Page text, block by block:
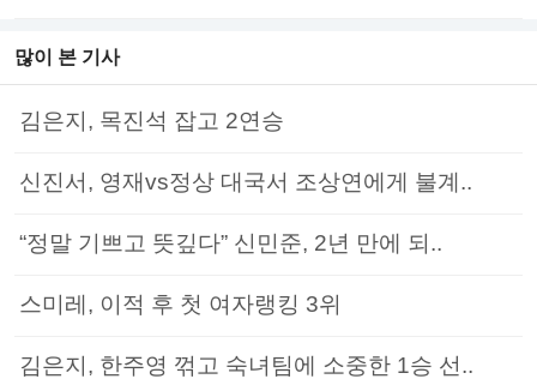
많이 본 기사
김은지, 목진석 잡고 2연승
신진서, 영재vs정상 대국서 조상연에게 불계..
“정말 기쁘고 뜻깊다” 신민준, 2년 만에 되..
스미레, 이적 후 첫 여자랭킹 3위
김은지, 한주영 꺾고 숙녀팀에 소중한 1승 선..